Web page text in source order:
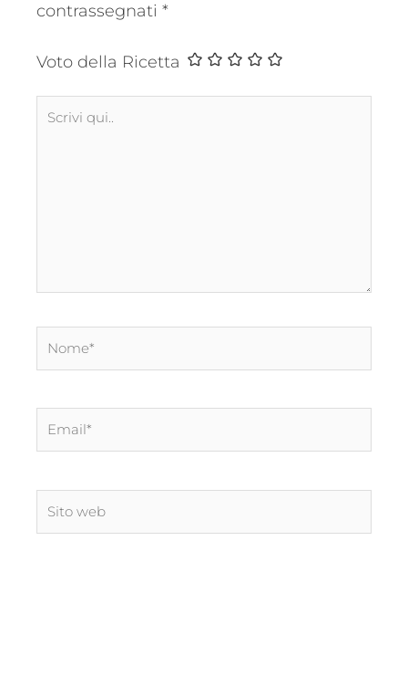
contrassegnati *
Voto della Ricetta
Scrivi
Nome*
Email*
Sito
web